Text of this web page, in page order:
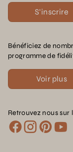
S'inscrire
Bénéficiez de
programme de
Voir plus
Retrouvez nous sur